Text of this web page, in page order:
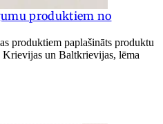
produktiem no
produktiem paplašināts produktu
Krievijas un Baltkrievijas, lēma